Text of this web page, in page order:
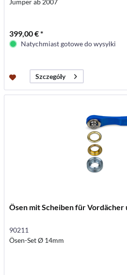
Jumper ab 2007
399,00 € *
Natychmiast gotowe do wysyłki
Szczegóły
Ösen mit Scheiben für Vordächer
90211
Ösen-Set Ø 14mm